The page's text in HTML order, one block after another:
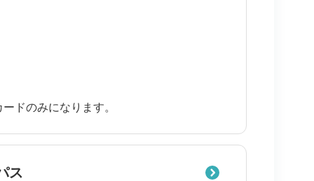
ドのみになります。
ス